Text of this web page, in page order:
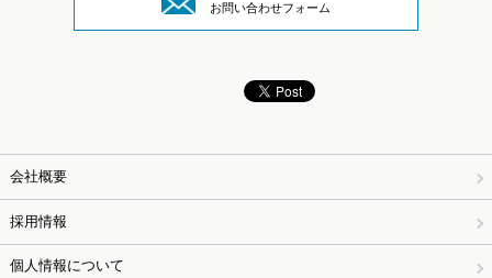
お問い合わせフォーム
会社概要
採用情報
個人情報について